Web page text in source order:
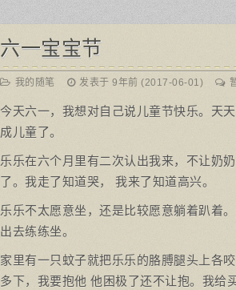
六一宝宝节
我的随笔 发表于 9年前 (2017-06-01)
今天六一，我想对自己说儿童节快乐。天
成儿童了。
乐乐在六个月里有二次认出我来，不让奶
了。我走了知道哭， 我来了知道高兴。
乐乐不太愿意坐，还是比较愿意躺着趴着
出去练练坐。
家里有一只蚊子就把乐乐的胳膊腿头上各
多下，我要抱他 他困极了还不让抱。我给